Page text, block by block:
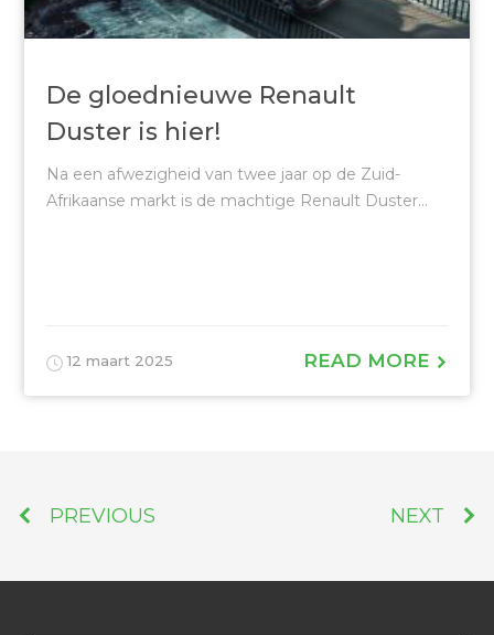
De gloednieuwe Renault
Duster is hier!
Na een afwezigheid van twee jaar op de Zuid-
Afrikaanse markt is de machtige Renault Duster...
12 maart 2025 READ MORE
PREVIOUS NEXT